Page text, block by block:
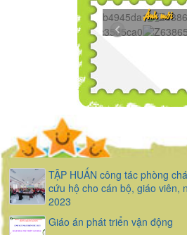
Ảnh mới
TẬP HUẤN công tác phòng
cứu hộ cho cán bộ, giáo viên,
2023
Giáo án phát triển vận động